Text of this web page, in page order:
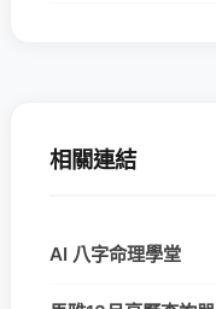
相關連結
AI 八字命理學堂